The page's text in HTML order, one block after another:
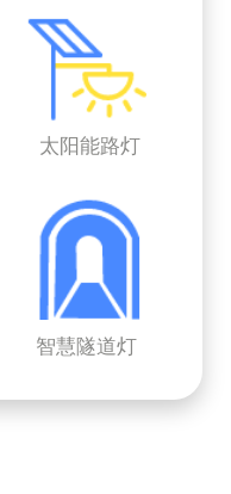
太阳能路灯
智慧隧道灯